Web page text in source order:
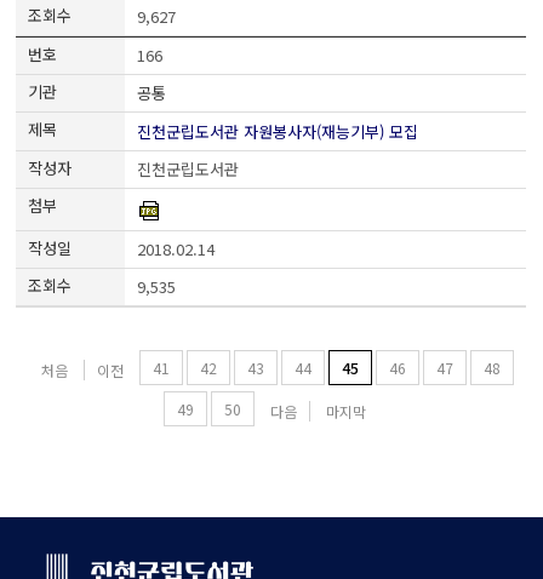
9,627
166
공통
진천군립도서관 자원봉사자(재능기부) 모집
진천군립도서관
2018.02.14
9,535
처음 이전 41 42 43 44 45 46 47
48
49
50 다음 마지막